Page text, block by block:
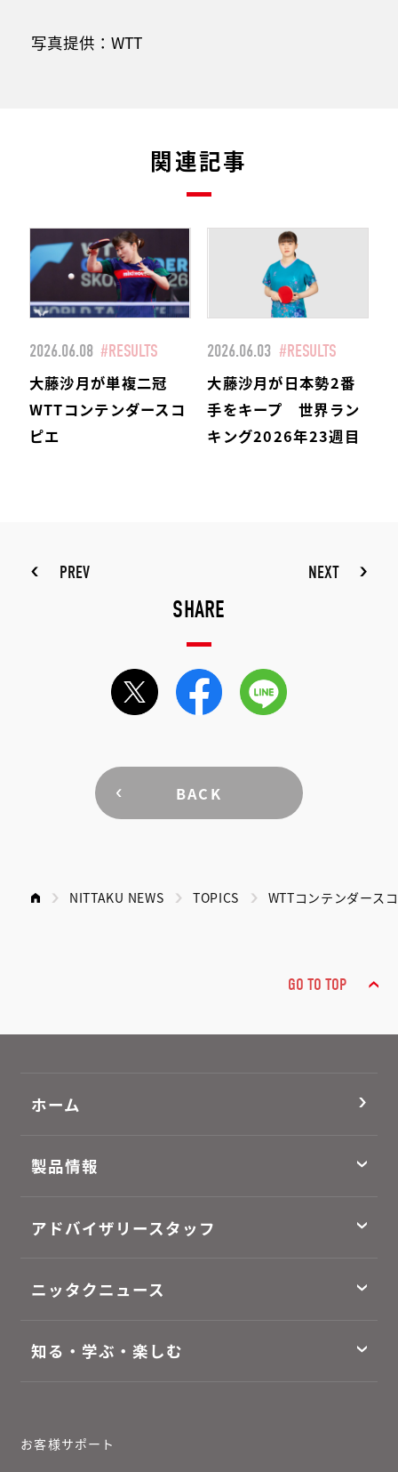
写真提供：WTT
関連記事
2026.06.08 #RESULTS
大藤沙月が単複二冠
WTTコンテンダースコ
ピエ
2026.06.03 #RESULTS
大藤沙月が日本勢2番
手をキープ 世界ラン
キング2026年23週目
PREV NEXT
SHARE
BACK
NITTAKU NEWS TOPICS WTTコンテンダース
GO TO TOP
ホーム
製品情報
アドバイザリースタッフ
ニッタクニュース
知る・学ぶ・楽しむ
お客様サポート